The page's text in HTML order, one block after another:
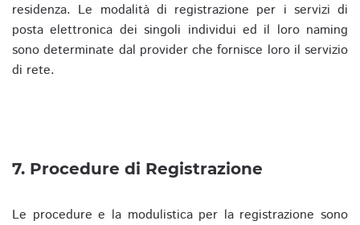
residenza. Le modalità di registrazione per i servizi di
posta elettronica dei singoli individui ed il loro naming
sono determinate dal provider che fornisce loro il servizio
di rete.
7. Procedure di Registrazione
Le procedure e la modulistica per la registrazione sono